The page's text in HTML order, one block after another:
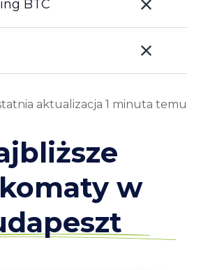
BTC
aktualizacja 1 minuta temu
w